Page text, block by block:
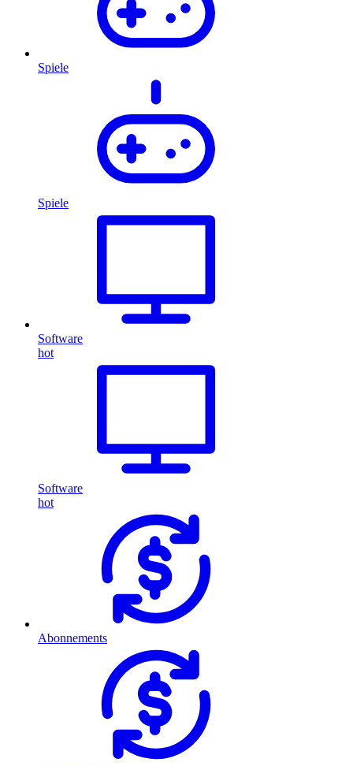
Spiele
Spiele
Software
hot
Software
hot
Abonnements